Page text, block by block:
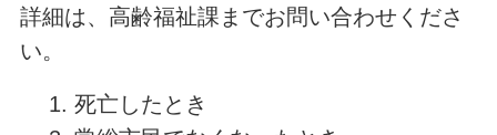
詳細は、高齢福祉課までお問い合わせくださ
い。
死亡したとき